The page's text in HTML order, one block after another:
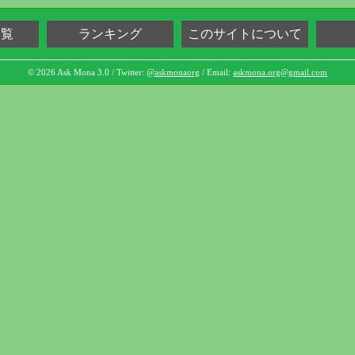
ランキング このサイトについて
© 2026 Ask Mona 3.0 / Twitter: @askmonaorg / Email: askmona.org@gmail.com